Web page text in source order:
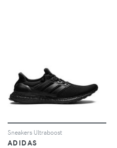
Sneakers Ultraboost
ADIDAS